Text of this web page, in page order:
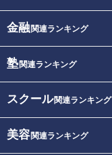
金融関連ランキング
塾関連ランキング
スクール関連ランキング
美容関連ランキング